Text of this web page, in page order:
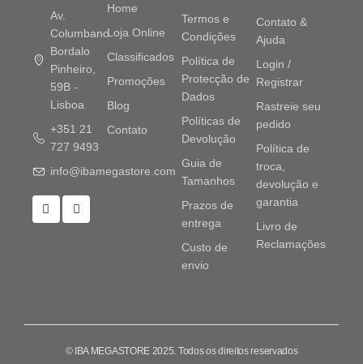
Av.
Columbano
Bordalo
Pinheiro,
59B -
Lisboa
+351 21
727 9493
info@ibamegastore.com
Home
Loja Online
Classificados
Promoções
Blog
Contato
Termos e
Condições
Política de
Protecção de
Dados
Políticas de
Devolução
Guia de
Tamanhos
Prazos de
entrega
Custo de
envio
Contato &
Ajuda
Login /
Registrar
Rastreie seu
pedido
Política de
troca,
devolução e
garantia
Livro de
Reclamações
© IBA MEGASTORE 2025. Todos os direitos reservados